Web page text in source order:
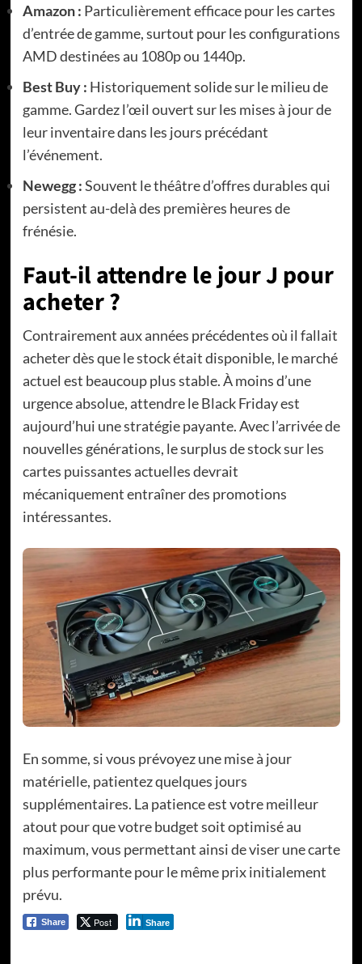
Amazon : Particulièrement efficace pour les cartes
d’entrée de gamme, surtout pour les configurations
AMD destinées au 1080p ou 1440p.
Best Buy : Historiquement solide sur le milieu de
gamme. Gardez l’œil ouvert sur les mises à jour de
leur inventaire dans les jours précédant
l’événement.
Newegg :Souvent le théâtre d’offres durables qui
persistent au-delà des premières heures de
frénésie.
Faut-il attendre le jour J pour
acheter ?
Contrairement aux années précédentes où il fallait
acheter dès que le stock était disponible, le marché
actuel est beaucoup plus stable. À moins d’une
urgence absolue, attendre le Black Friday est
aujourd’hui une stratégie payante. Avec l’arrivée de
nouvelles générations, le surplus de stock sur les
cartes puissantes actuelles devrait
mécaniquement entraîner des promotions
intéressantes.
En somme, si vous prévoyez une mise à jour
matérielle, patientez quelques jours
supplémentaires. La patience est votre meilleur
atout pour que votre budget soit optimisé au
maximum, vous permettant ainsi de viser une carte
plus performante pour le même prix initialement
prévu.
Share Post Share